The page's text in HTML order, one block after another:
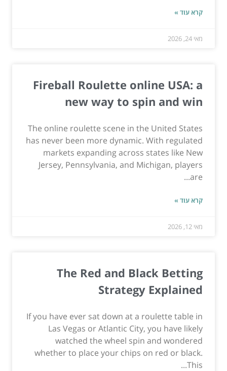
קרא עוד »
מאי 24, 2026
Fireball Roulette online USA: a
new way to spin and win
The online roulette scene in the United States
has never been more dynamic. With regulated
markets expanding across states like New
Jersey, Pennsylvania, and Michigan, players
are...
קרא עוד »
מאי 12, 2026
The Red and Black Betting
Strategy Explained
If you have ever sat down at a roulette table in
Las Vegas or Atlantic City, you have likely
watched the wheel spin and wondered
whether to place your chips on red or black.
This...